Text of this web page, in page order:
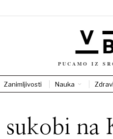
PUCAMO IZ
Zanimljivosti Nauka
na